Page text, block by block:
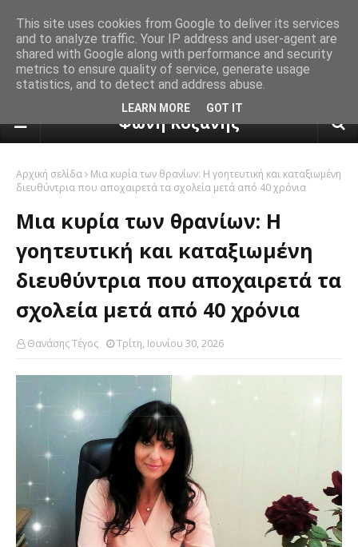
πρόγνωση καιρού από το
Φωνή Κοζάνης
Αρχική σελίδα
Μια κυρία των θρανίων: Η γοητευτική και καταξιωμένη
διευθύντρια που αποχαιρετά τα σχολεία μετά από 40 χρόνια
Μια κυρία των θρανίων: Η
γοητευτική και καταξιωμένη
διευθύντρια που αποχαιρετά τα
σχολεία μετά από 40 χρόνια
Θανάσης Τέγος Τρίτη, Ιουνίου 30, 2026
This site uses cookies from Google to deliver its services
and to analyze traffic. Your IP address and user-agent are
shared with Google along with performance and security
metrics to ensure quality of service, generate usage
statistics, and to detect and address abuse.
LEARN MORE GOT IT